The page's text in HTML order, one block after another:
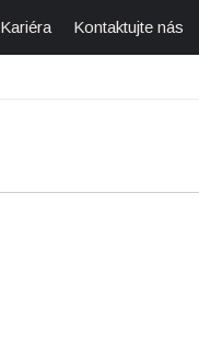
Kariéra Kontaktujte nás